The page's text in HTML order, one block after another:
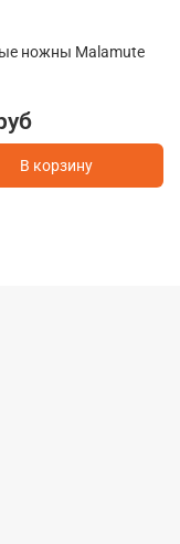
ножны Malamute
В корзину